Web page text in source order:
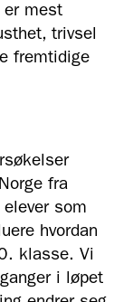
er mest
trivsel
fremtidige
fra
som
hvordan
klasse. Vi
i løpet